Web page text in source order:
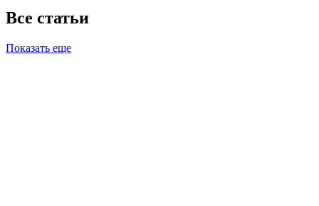
Все статьи
Показать еще